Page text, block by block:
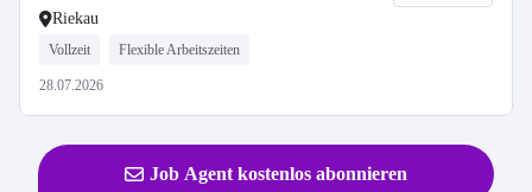
Riekau
Vollzeit Flexible Arbeitszeiten
28.07.2026
Job Agent kostenlos abonnieren